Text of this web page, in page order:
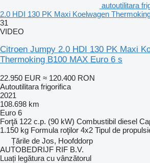
autoutilitara
2.0 HDI 130 PK Maxi Koelwagen
31
VIDEO
Citroen Jumpy 2.0 HDI 130 PK Maxi
Thermoking B100 MAX Euro 6 s
22.950 EUR ≈ 120.400 RON
Autoutilitara frigorifica
2021
108.698 km
Euro 6
Forţă 122 c.p. (90 kW) Combustibil diesel
1.150 kg Formula roţilor 4x2 Tipul de
Țările de Jos, Hoofddorp
AUTOBEDRIJF RIF B.V.
Luați legătura cu vânzătorul